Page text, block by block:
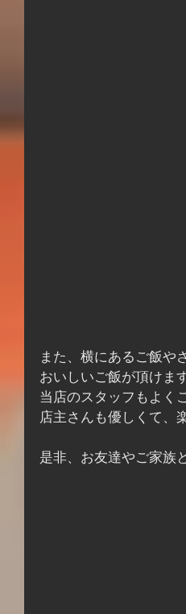
また、横にあるご飯や
おいしいご飯が頂けま
当店のスタッフもよく
店主さんも優しくて
是非、お友達やご家族